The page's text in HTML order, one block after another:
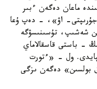
ماعان دەگەن ءبىر
اۋ»، - دەپ ۇعا
شەشىپ، تۇسىنىسۋگە
- باستى قاسقالاماي
ول - «ءتورت
بولسىن» دەگەن ىزگى